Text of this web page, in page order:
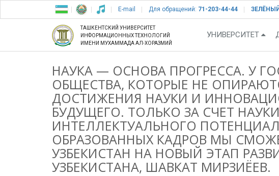
E-mail Для обращений: 71-203-44-44
ТАШКЕНТСКИЙ УНИВЕРСИТЕТ
ИНФОРМАЦИОННЫХ ТЕХНОЛОГИЙ
ИМЕНИ МУХАММАДА АЛ-ХОРАЗМИЙ
УНИВЕРСИТЕТ
НАУКА — ОСНОВА ПРОГРЕССА. У
ОБЩЕСТВА, КОТОРЫЕ НЕ
ДОСТИЖЕНИЯ НАУКИ И
БУДУЩЕГО. ТОЛЬКО ЗА СЧЕТ
ИНТЕЛЛЕКТУАЛЬНОГО
ОБРАЗОВАННЫХ КАДРОВ МЫ
УЗБЕКИСТАН НА НОВЫЙ ЭТАП
УЗБЕКИСТАНА, ШАВКАТ МИРЗИЁЕВ.